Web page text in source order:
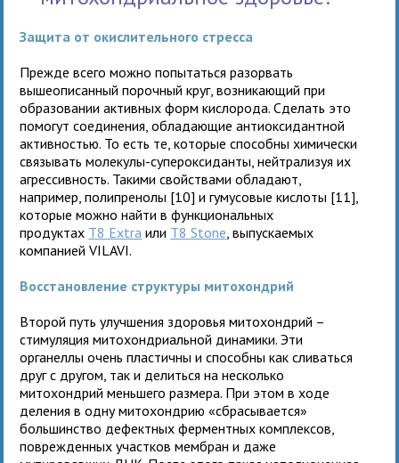
Защита от окислительного стресса
Прежде всего можно попытаться разорвать
вышеописанный порочный круг, возникающий при
образовании активных форм кислорода. Сделать это
помогут соединения, обладающие антиоксидантной
активностью. То есть те, которые способны химически
связывать молекулы-супероксиданты, нейтрализуя их
агрессивность. Такими свойствами обладают,
например, полипренолы [10] и гумусовые кислоты [11],
которые можно найти в функциональных
продуктах T8 Extra или T8 Stone , выпускаемых
компанией VILAVI.
Восстановление структуры митохондрий
Второй путь улучшения здоровья митохондрий –
стимуляция митохондриальной динамики. Эти
органеллы очень пластичны и способны как сливаться
друг с другом, так и делиться на несколько
митохондрий меньшего размера. При этом в ходе
деления в одну митохондрию «сбрасывается»
большинство дефектных ферментных комплексов,
поврежденных участков мембран и даже